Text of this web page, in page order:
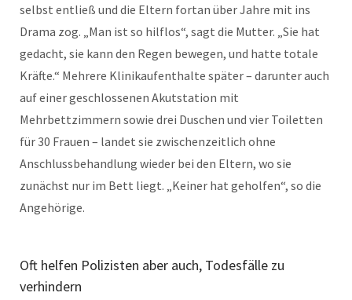
selbst entließ und die Eltern fortan über Jahre mit ins
Drama zog. „Man ist so hilflos“, sagt die Mutter. „Sie hat
gedacht, sie kann den Regen bewegen, und hatte totale
Kräfte.“ Mehrere Klinikaufenthalte später – darunter auch
auf einer geschlossenen Akutstation mit
Mehrbettzimmern sowie drei Duschen und vier Toiletten
für 30 Frauen – landet sie zwischenzeitlich ohne
Anschlussbehandlung wieder bei den Eltern, wo sie
zunächst nur im Bett liegt. „Keiner hat geholfen“, so die
Angehörige.
Oft helfen Polizisten aber auch, Todesfälle zu
verhindern